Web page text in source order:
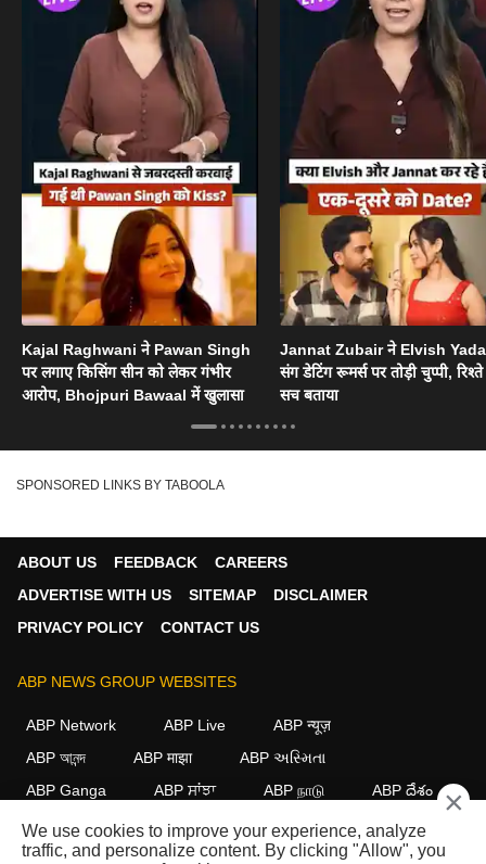
Kajal Raghwani ने Pawan Singh
पर लगाए किसिंग सीन को लेकर गंभीर
आरोप, Bhojpuri Bawaal में खुलासा
Jannat Zubair ने Elvish
संग डेटिंग रूमर्स पर तोड़ी चुप्पी,
सच बताया
SPONSORED LINKS BY TABOOLA
ABOUT US FEEDBACK
CAREERS
ADVERTISE WITH US
SITEMAP
DISCLAIMER
PRIVACY POLICY
CONTACT US
ABP NEWS GROUP WEBSITES
ABP Network ABP Live
ABP न्यूज़
ABP আনন্দ
ABP माझा
ABP અસ્મિતા
ABP Ganga
ABP ਸਾਂਝਾ ABP நாடு ABP దేశం
FOLLOW US
×
We use cookies to improve your experience, analyze
traffic, and personalize content. By clicking "Allow", you